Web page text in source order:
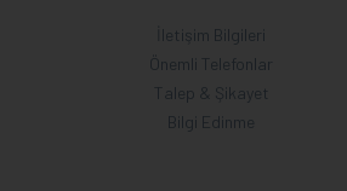
İletişim Bilgileri
Önemli Telefonlar
Talep & Şikayet
Bilgi Edinme